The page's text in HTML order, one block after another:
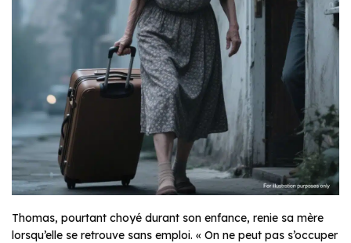
Thomas, pourtant choyé durant son enfance, renie sa mère
lorsqu’elle se retrouve sans emploi. « On ne peut pas s’occuper